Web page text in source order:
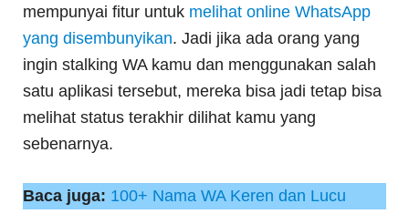
mempunyai fitur untuk melihat online WhatsApp
yang disembunyikan. Jadi jika ada orang yang
ingin stalking WA kamu dan menggunakan salah
satu aplikasi tersebut, mereka bisa jadi tetap bisa
melihat status terakhir dilihat kamu yang
sebenarnya.
Baca juga: 100+ Nama WA Keren dan Lucu